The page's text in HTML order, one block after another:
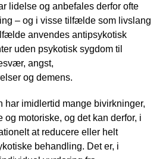
lidelse og anbefales derfor ofte
– og i visse tilfælde som livslang
anvendes antipsykotisk
uden psykotisk sygdom til
angst,
og demens.
har imidlertid mange bivirkninger,
og motoriske, og det kan derfor, i
at reducere eller helt
behandling. Det er, i